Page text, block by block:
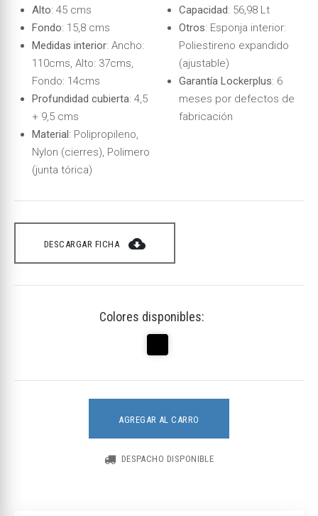
Alto: 45 cms
Fondo: 15,8 cms
Medidas interior: Ancho:
110cms, Alto: 37cms,
Fondo: 14cms
Profundidad cubierta: 4,5
+ 9,5 cms
Material : Polipropileno,
Nylon (cierres), Polimero
(junta tórica)
Capacidad: 56,98 Lt
Otros: Esponja interior:
Poliestireno expandido
(ajustable)
Garantía Lockerplus: 6
meses por defectos de
fabricación
DESCARGAR FICHA cloud_download
Colores disponibles:
AGREGAR AL CARRO
DESPACHO DISPONIBLE